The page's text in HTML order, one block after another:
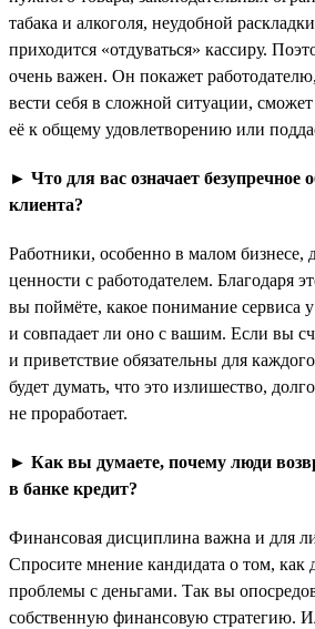
табака и алкоголя, неудобной
приходится «отдуваться» кассиру.
очень важен. Он покажет
вести себя в сложной ситуации,
её к общему удовлетворению или
► Что для вас означает безупречное
клиента?
Работники, особенно в малом
ценности с работодателем. Благодаря
вы поймёте, какое понимание сервиса у
и совпадает ли оно с вашим. Если вы
и приветствие обязательны для
будет думать, что это излишество,
не проработает.
► Как вы думаете, почему люди
в банке кредит?
Финансовая дисциплина важна и для
Спросите мнение кандидата о том,
проблемы с деньгами. Так вы
собственную финансовую стратегию.